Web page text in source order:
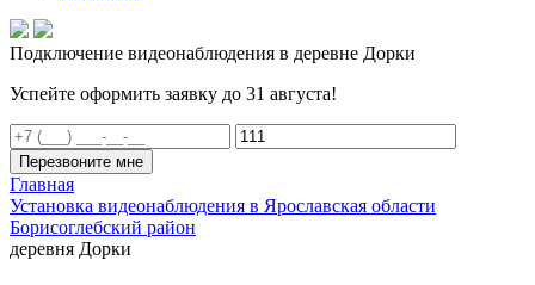
Подключение видеонаблюдения в деревне Дорки
Успейте оформить заявку до 31 августа!
Перезвоните мне
Главная
Установка видеонаблюдения в Ярославская области
Борисоглебский район
деревня Дорки